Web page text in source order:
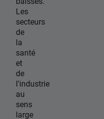
Les
secteurs
de
la
santé
et
de
l'industrie
au
sens
large